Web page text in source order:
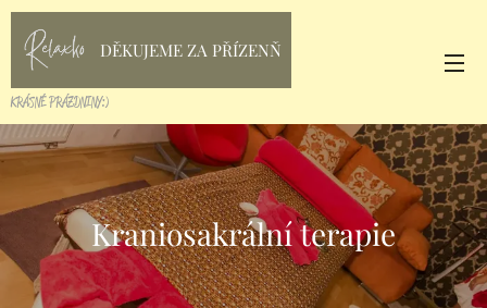
DĚKUJEME ZA PŘÍZENŇ
KRÁSNÉ PRÁZDNINY:)
Kraniosakrální terapie